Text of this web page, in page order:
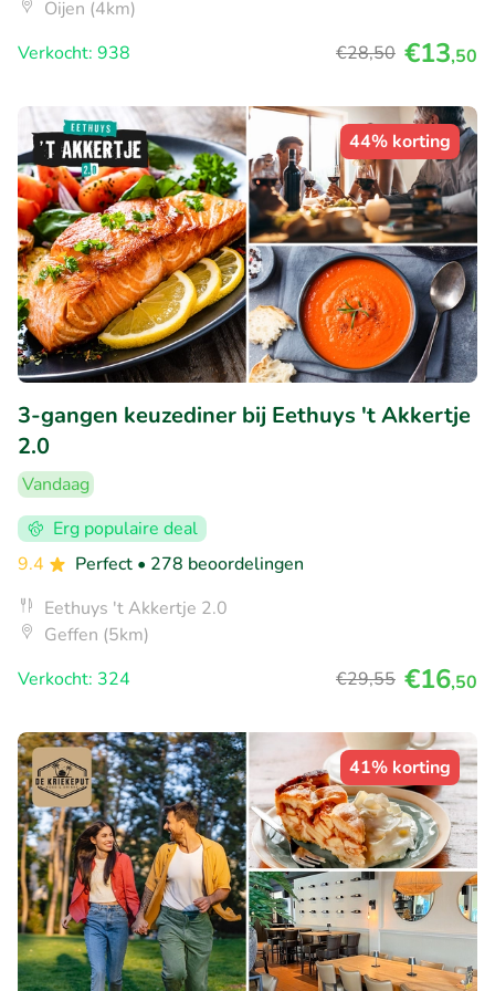
Oijen (4km)
Verkocht: 938
€28,50 €13,50
44% korting
3-gangen keuzediner bij Eethuys 't Akkertje
2.0
Vandaag
Erg populaire deal
9.4
Perfect • 278 beoordelingen
Eethuys 't Akkertje 2.0
Geffen (5km)
Verkocht: 324
€29,55 €16,50
41% korting